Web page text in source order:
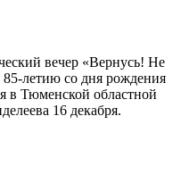
вечер «Вернусь! Не
летию со дня рождения
в Тюменской областной
16 декабря.